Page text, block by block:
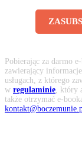
Pobierając za darmo
zawierający
usługach, z którego
w regulaminie, który
także otrzymać e-